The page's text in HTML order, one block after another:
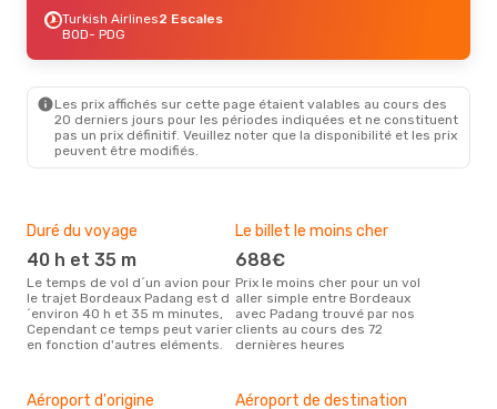
Turkish Airlines2 Escales
BOD- PDG
PDG- BOD
Turkish Airlines2 Escales
BOD- PDG
Les prix affichés sur cette page étaient valables au cours des
20 derniers jours pour les périodes indiquées et ne constituent
pas un prix définitif. Veuillez noter que la disponibilité et les prix
peuvent être modifiés.
Duré du voyage
40 h et 35 m
Le temps de vol d´un avion pour
le trajet Bordeaux Padang est d
´environ 40 h et 35 m minutes,
Cependant ce temps peut varier
en fonction d'autres eléments.
Le billet le moins cher
688€
Prix le moins cher pour un vol
aller simple entre Bordeaux
avec Padang trouvé par nos
clients au cours des 72
dernières heures
Aéroport d'origine Aéroport de destination